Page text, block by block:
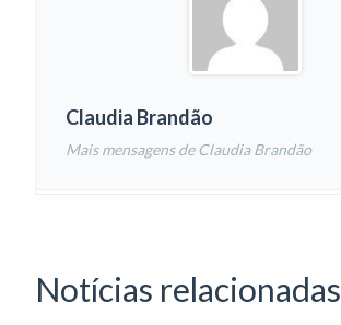
Claudia Brandão
Mais mensagens de Claudia Brandão
Notícias relacionadas